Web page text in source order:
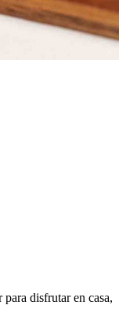
disfrutar en casa,